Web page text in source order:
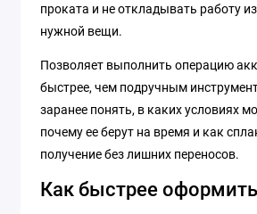
проката и не откладывать работу
нужной вещи.
Позволяет выполнить операцию
быстрее, чем подручным
заранее понять, в каких условиях
почему ее берут на время и как
получение без лишних переносов.
Как быстрее